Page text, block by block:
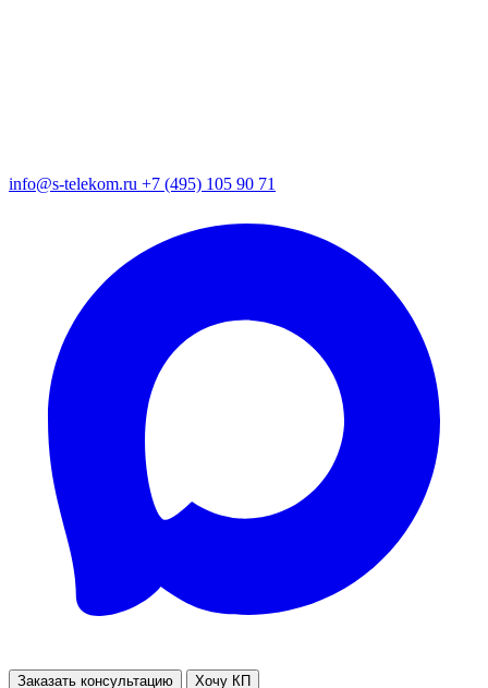
info@s-telekom.ru +7 (495) 105 90 71
Заказать консультацию Хочу КП